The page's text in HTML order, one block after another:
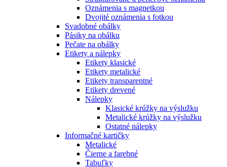
Oznámenia s magnetkou
Dvojité oznámenia s fotkou
Svadobné obálky
Pásiky na obálku
Pečate na obálky
Etikety a nálepky
Etikety klasické
Etikety metalické
Etikety transparentné
Etikety drevené
Nálepky
Klasické krúžky na výslužku
Metalické krúžky na výslužku
Ostatné nálepky
Informačné kartičky
Metalické
Čierne a farebné
Tabuľky